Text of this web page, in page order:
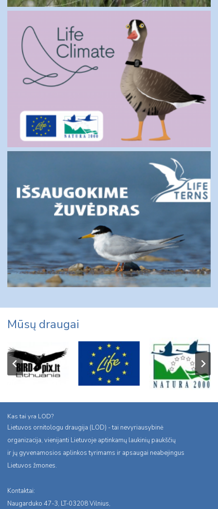
Mūsų draugai
Kas tai yra LOD?
Lietuvos ornitologu draugija (LOD) - tai nevyriausybinė
organizacija, vienijanti Lietuvoje aptinkamų laukinių paukščių
ir jų gyvenamosios aplinkos tyrimams ir apsaugai neabejingus
Lietuvos žmones.
Kontaktai:
Naugarduko 47-3, LT-03208 Vilnius,